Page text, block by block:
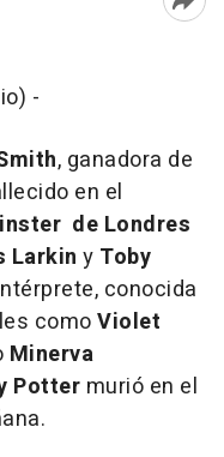
-
, ganadora de
en el
de Londres
Larkin y Toby
conocida
comoViolet
Minerva
Potter murió en el